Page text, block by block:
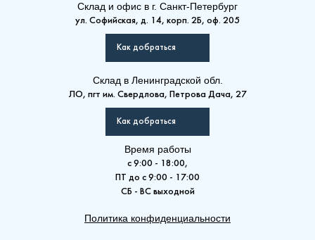
Склад и офис в г. Санкт-Петербург
ул. Софийская, д. 14, корп. 2Б, оф. 205
Как добраться
Склад в Ленинградской обл.
ЛО, пгт им. Свердлова, Петрова Дача, 27
Как добраться
Время работы
с 9:00 - 18:00,
ПТ до с 9:00 - 17:00
СБ - ВС выходной
Политика конфиденциальности